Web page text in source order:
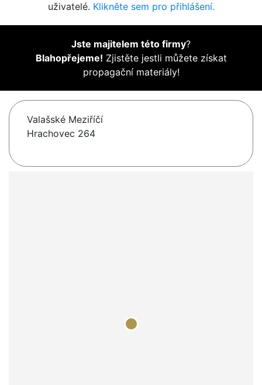
uživatelé. Klikněte sem pro přihlášení.
Jste majitelem této firmy?
Blahopřejeme! Zjistěte jestli můžete získat
propagační materiály!
Valašské Meziříčí
Hrachovec 264